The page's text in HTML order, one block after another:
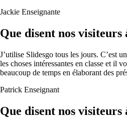
Jackie Enseignante
Que disent nos visiteurs
J’utilise Slidesgo tous les jours. C’est
les choses intéressantes en classe et il
beaucoup de temps en élaborant des
Patrick Enseignant
Que disent nos visiteurs